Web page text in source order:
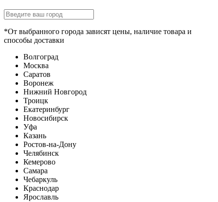
*От выбранного города зависят цены, наличие товара и
способы доставки
Волгоград
Москва
Саратов
Воронеж
Нижний Новгород
Троицк
Екатеринбург
Новосибирск
Уфа
Казань
Ростов-на-Дону
Челябинск
Кемерово
Самара
Чебаркуль
Краснодар
Ярославль